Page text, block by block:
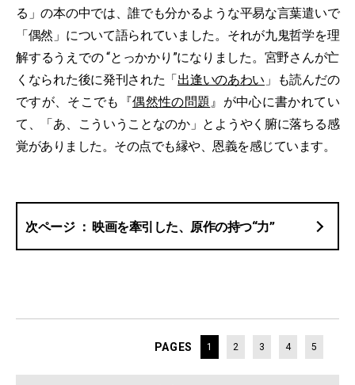
る」の本の中では、誰でも分かるような平易な言葉遣いで
「偶然」について語られていました。それが九鬼哲学を理
解するうえでの “とっかかり”になりました。宮野さんが亡
くなられた後に発刊された「出逢いのあわい 」も読んだの
ですが、そこでも『偶然性の問題』が中心に書かれてい
て、「あ、こういうことなのか」とようやく腑に落ちる感
覚がありました。その点でも縁や、恩義を感じています。
映画を牽引した、原作の持つ“力”
PAGES 1 2 3 4 5